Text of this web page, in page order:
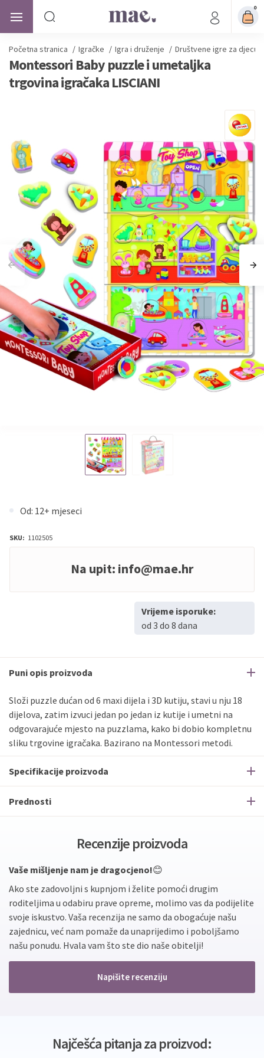
0
Početna stranica / Igračke / Igra i druženje / Društvene igre za djecu
Montessori Baby puzzle i umetaljka
trgovina igračaka LISCIANI
Od: 12+ mjeseci
SKU: 1102505
Na upit: info@mae.hr
Vrijeme isporuke:
od 3 do 8 dana
Puni opis proizvoda
Složi puzzle dućan od 6 maxi dijela i 3D kutiju, stavi u nju 18
dijelova, zatim izvuci jedan po jedan iz kutije i umetni na
odgovarajuće mjesto na puzzlama, kako bi dobio kompletnu
sliku trgovine igračaka. Bazirano na Montessori metodi.
Specifikacije proizvoda
Prednosti
Recenzije proizvoda
Vaše mišljenje nam je dragocjeno!😊
Ako ste zadovoljni s kupnjom i želite pomoći drugim
roditeljima u odabiru prave opreme, molimo vas da podijelite
svoje iskustvo. Vaša recenzija ne samo da obogaćuje našu
zajednicu, već nam pomaže da unaprijedimo i poboljšamo
našu ponudu. Hvala vam što ste dio naše obitelji!
Napišite recenziju
Najčešća pitanja za proizvod: